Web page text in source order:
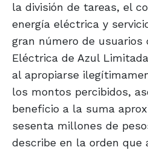
la división de tareas, el
energía eléctrica y
gran número de usuarios
Eléctrica de Azul
al apropiarse
los montos percibidos,
beneficio a la suma
sesenta millones de
describe en la orden que